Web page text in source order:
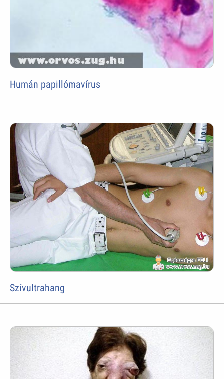
Humán papillómavírus
Szívultrahang